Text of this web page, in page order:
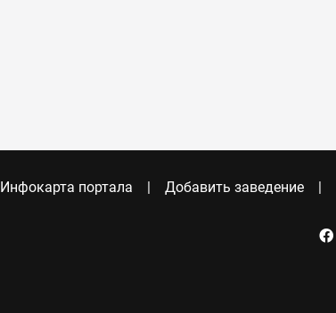
Инфокарта портала Добавить заведение